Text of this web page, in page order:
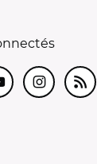
Instagram
RSS